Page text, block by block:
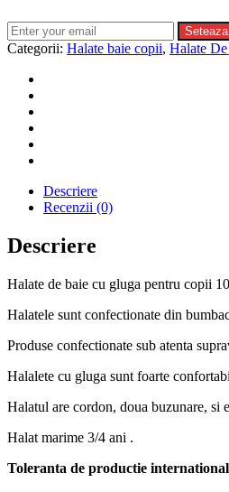
Categorii: Halate baie copii, Halate
Descriere
Recenzii (0)
Descriere
Halate de baie cu gluga pentru copii
Halatele sunt confectionate din
Produse confectionate sub atenta
Halalete cu gluga sunt foarte
Halatul are cordon, doua buzunare, si
Halat marime 3/4 ani .
Toleranta de productie